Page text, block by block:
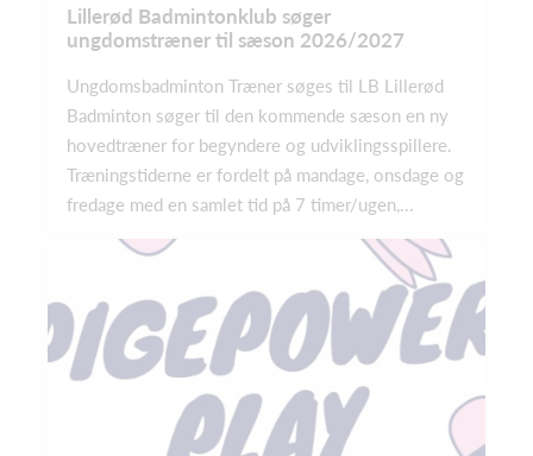
Lillerød Badmintonklub søger
ungdomstræner til sæson 2026/2027
Ungdomsbadminton Træner søges til LB Lillerød
Badminton søger til den kommende sæson en ny
hovedtræner for begyndere og udviklingsspillere.
Træningstiderne er fordelt på mandage, onsdage og
fredage med en samlet tid på 7 timer/ugen,...